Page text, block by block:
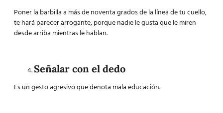
Poner la barbilla a más de noventa grados de la línea de tu cuello,
te hará parecer arrogante, porque nadie le gusta que le miren
desde arriba mientras le hablan.
Señalar con el dedo
Es un gesto agresivo que denota mala educación.